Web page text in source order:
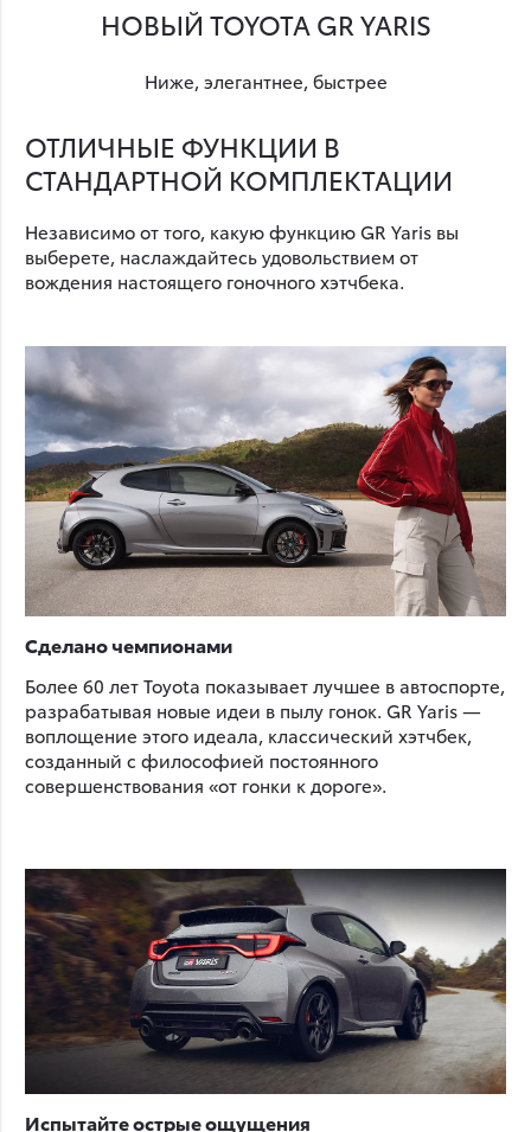
НОВЫЙ TOYOTA GR YARIS
Ниже, элегантнее, быстрее
ОТЛИЧНЫЕ ФУНКЦИИ В
СТАНДАРТНОЙ КОМПЛЕКТАЦИИ
Независимо от того, какую функцию GR Yaris вы
выберете, наслаждайтесь удовольствием от
вождения настоящего гоночного хэтчбека.
Сделано чемпионами
Более 60 лет Toyota показывает лучшее в автоспорте,
разрабатывая новые идеи в пылу гонок. GR Yaris —
воплощение этого идеала, классический хэтчбек,
созданный с философией постоянного
совершенствования «от гонки к дороге».
Испытайте острые ощущения